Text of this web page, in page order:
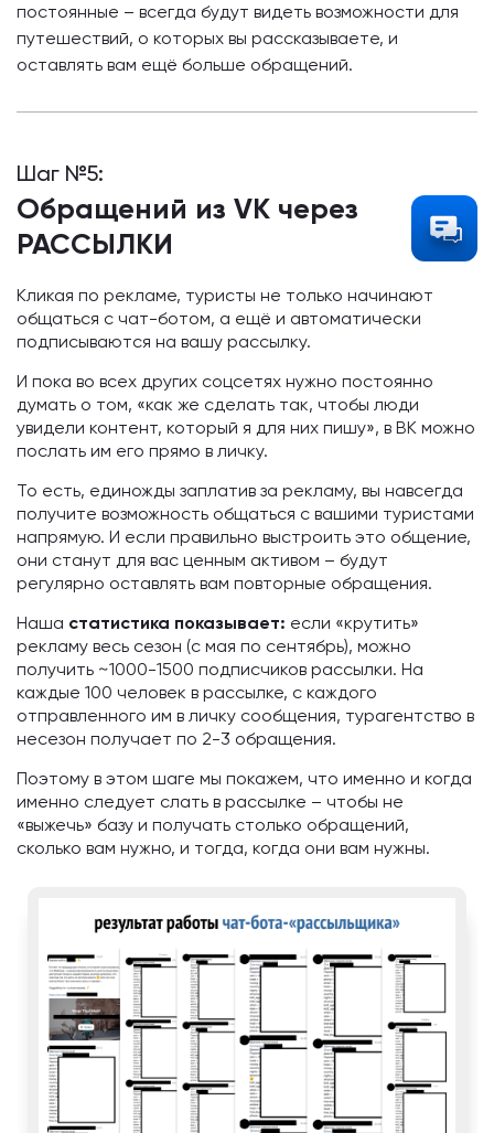
постоянные – всегда будут видеть возможности для
путешествий, о которых вы рассказываете, и
оставлять вам ещё больше обращений.
Шаг №5:
Обращений из VK через
РАССЫЛКИ
Кликая по рекламе, туристы не только начинают
общаться с чат-ботом, а ещё и автоматически
подписываются на вашу рассылку.
И пока во всех других соцсетях нужно постоянно
думать о том, «как же сделать так, чтобы люди
увидели контент, который я для них пишу», в ВК можно
послать им его прямо в личку.
То есть, единожды заплатив за рекламу, вы навсегда
получите возможность общаться с вашими туристами
напрямую. И если правильно выстроить это общение,
они станут для вас ценным активом – будут
регулярно оставлять вам повторные обращения.
Наша статистика показывает: если «крутить»
рекламу весь сезон (с мая по сентябрь), можно
получить ~1000-1500 подписчиков рассылки. На
каждые 100 человек в рассылке, с каждого
отправленного им в личку сообщения, турагентство в
несезон получает по 2-3 обращения.
Поэтому в этом шаге мы покажем, что именно и когда
именно следует слать в рассылке – чтобы не
«выжечь» базу и получать столько обращений,
сколько вам нужно, и тогда, когда они вам нужны.